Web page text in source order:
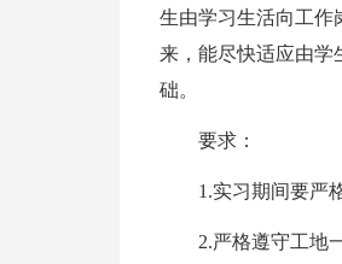
生由学习生活向工作
来，能尽快适应由学
础。
要求：
1.实习期间要严
2.严格遵守工地